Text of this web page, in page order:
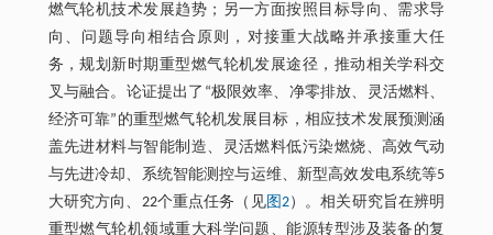
燃气轮机技术发展趋势；另一方面按照目标导向、需求导
向、问题导向相结合原则，对接重大战略并承接重大任
务，规划新时期重型燃气轮机发展途径，推动相关学科交
叉与融合。论证提出了“极限效率、净零排放、灵活燃料、
经济可靠”的重型燃气轮机发展目标，相应技术发展预测涵
盖先进材料与智能制造、灵活燃料低污染燃烧、高效气动
与先进冷却、系统智能测控与运维、新型高效发电系统等5
大研究方向、22个重点任务（见图2）。相关研究旨在辨明
重型燃气轮机领域重大科学问题、能源转型涉及装备的复